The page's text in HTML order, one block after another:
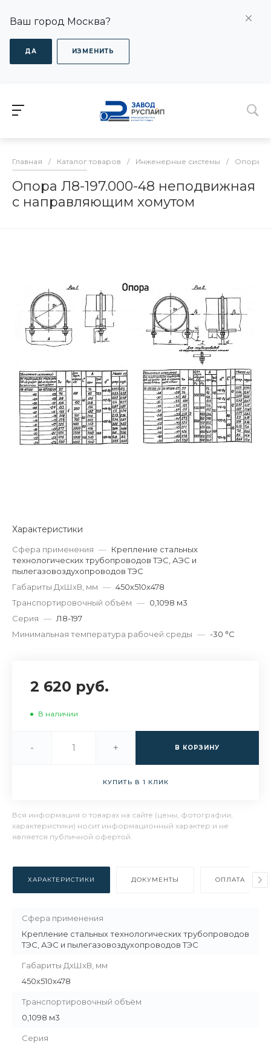
Ваш город Москва?
ДА ИЗМЕНИТЬ
Главная / Каталог товаров / Инженерные системы / Опоры
Опора Л8-197.000-48 неподвижная
с направляющим хомутом
Характеристики
Сфера применения — Крепление стальных
технологических трубопроводов ТЭС, АЭС и
пылегазовоздухопроводов ТЭС
Габариты ДхШхВ, мм — 450х510х478
Транспортировочный объём — 0,1098 м3
Серия — Л8-197
Минимальная температура рабочей среды — -30 °С
2 620 руб.
В наличии
- + В КОРЗИНУ
КУПИТЬ В 1 КЛИК
Вся информация о товарах на сайте (цены, фотографии,
характеристики) носит информационный характер и не
является публичной офертой.
ХАРАКТЕРИСТИКИ ДОКУМЕНТЫ ОПЛАТА
Сфера применения
Крепление стальных технологических трубопроводов
ТЭС, АЭС и пылегазовоздухопроводов ТЭС
Габариты ДхШхВ, мм
450х510х478
Транспортировочный объём
0,1098 м3
Серия